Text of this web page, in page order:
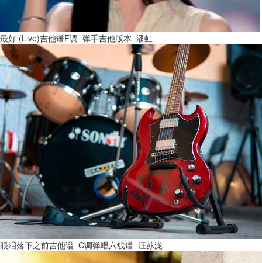
最好 (Live)吉他谱F调_弹手吉他版本_潘虹
眼泪落下之前吉他谱_C调弹唱六线谱_汪苏泷